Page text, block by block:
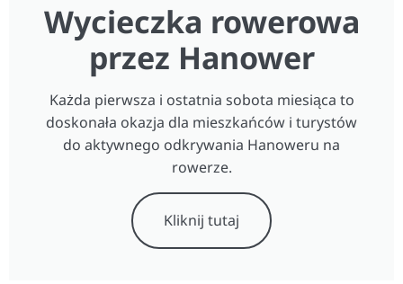
Wycieczka rowerowa
przez Hanower
Każda pierwsza i ostatnia sobota miesiąca to
doskonała okazja dla mieszkańców i turystów
do aktywnego odkrywania Hanoweru na
rowerze.
Kliknij tutaj